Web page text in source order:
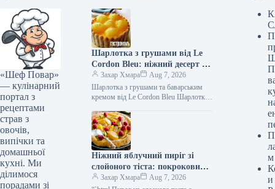
«Шеф Повар»
— кулінарний
портал з
рецептами
страв з
овочів,
випічки та
домашньої
кухні. Ми
ділимося
порадами зі
Шарлотка з грушами від Le
Cordon Bleu: ніжний десерт з
ароматом осені
Захар Хмара
Aug 7, 2026
Шарлотка з грушами та баварським
кремом від Le Cordon Bleu Шарлотка
рецепт шарлотки з…
Ніжний яблучний пиріг зі
слойоного тіста: покроковий
рецепт з фото
Захар Хмара
Aug 7, 2026
м
и